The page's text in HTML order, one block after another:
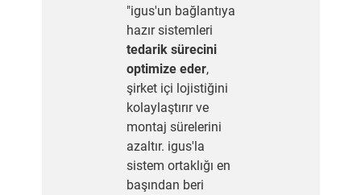
"igus'un bağlantıya
hazır sistemleri
tedarik sürecini
optimize eder,
şirket içi lojistiğini
kolaylaştırır ve
montaj sürelerini
azaltır. igus'la
sistem ortaklığı en
başından beri